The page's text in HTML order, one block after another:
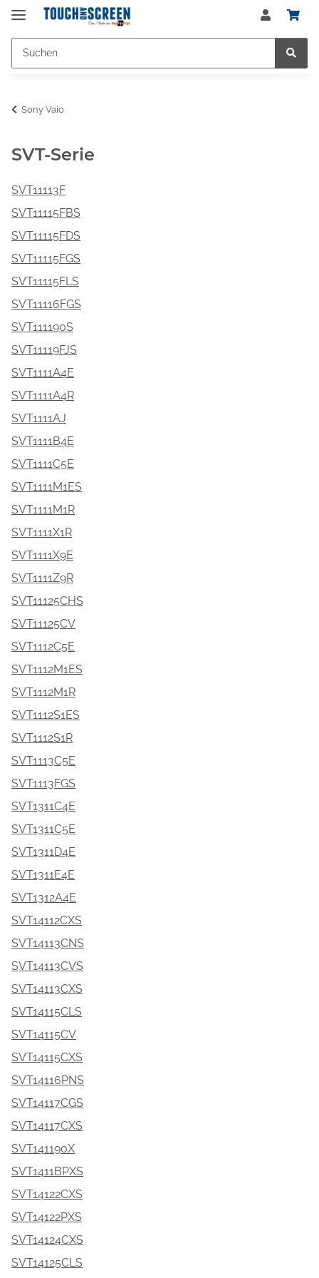
Sony Vaio
SVT-Serie
SVT11113F
SVT11115FBS
SVT11115FDS
SVT11115FGS
SVT11115FLS
SVT11116FGS
SVT111190S
SVT11119FJS
SVT1111A4E
SVT1111A4R
SVT1111AJ
SVT1111B4E
SVT1111C5E
SVT1111M1ES
SVT1111M1R
SVT1111X1R
SVT1111X9E
SVT1111Z9R
SVT11125CHS
SVT11125CV
SVT1112C5E
SVT1112M1ES
SVT1112M1R
SVT1112S1ES
SVT1112S1R
SVT1113C5E
SVT1113FGS
SVT1311C4E
SVT1311C5E
SVT1311D4E
SVT1311E4E
SVT1312A4E
SVT14112CXS
SVT14113CNS
SVT14113CVS
SVT14113CXS
SVT14115CLS
SVT14115CV
SVT14115CXS
SVT14116PNS
SVT14117CGS
SVT14117CXS
SVT141190X
SVT1411BPXS
SVT14122CXS
SVT14122PXS
SVT14124CXS
SVT14125CLS